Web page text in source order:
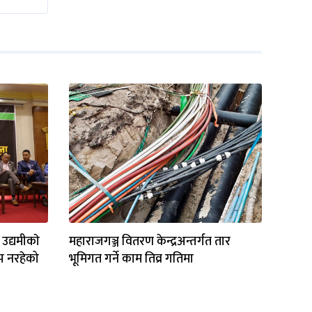
नरहेको
महाराजगञ्ज वितरण केन्द्रअन्तर्गत तार
भूमिगत गर्ने काम तिव्र गतिमा